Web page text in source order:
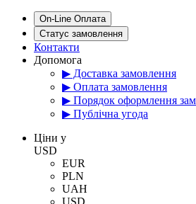
On-Line Оплата
Статус замовлення
Контакти
Допомога
▶ Доставка замовлення
▶ Оплата замовлення
▶ Порядок оформлення
▶ Публічна угода
Цiни у
USD
EUR
PLN
UAH
USD